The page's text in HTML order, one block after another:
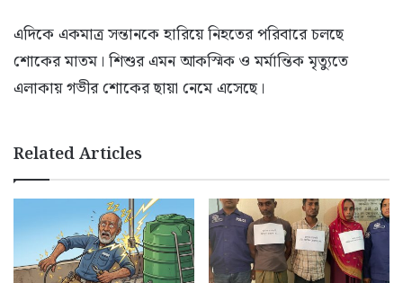
এদিকে একমাত্র সন্তানকে হারিয়ে নিহতের পরিবারে চলছে
শোকের মাতম। শিশুর এমন আকস্মিক ও মর্মান্তিক মৃত্যুতে
এলাকায় গভীর শোকের ছায়া নেমে এসেছে।
Related Articles